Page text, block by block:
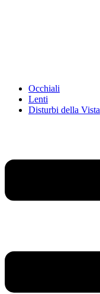
Occhiali
Lenti
Disturbi della Vista